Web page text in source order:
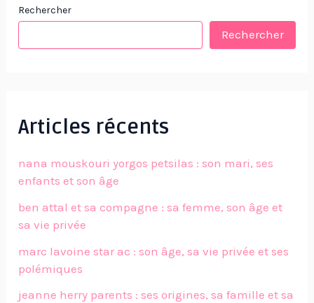
Rechercher
Rechercher
Articles récents
nana mouskouri yorgos petsilas : son mari, ses
enfants et son âge
ben attal et sa compagne : sa femme, son âge et
sa vie privée
marc lavoine star ac : son âge, sa vie privée et ses
polémiques
jeanne herry parents : ses origines, sa famille et sa